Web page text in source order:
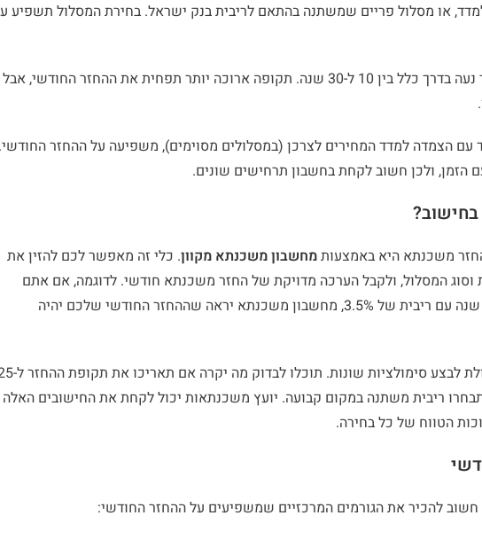
או מסלול פריים שמשתנה בהתאם לריבית בנק ישראל. בחירת המסלול תשפיע
תקופת ההחזר נעה בדרך כלל בין 10 ל-30 שנה. תקופה ארוכה יותר תפחית את ההחזר החודשי, אבל
עם הצמדה למדד המחירים לצרכן (במסלולים מסוימים), משפיעה על ההחזר החודשי.
הזמן, ולכן חשוב לקחת בחשבון תרחישים שונים.
משכנתא היא באמצעותמחשבון משכנתא מקוון. כלי זה מאפשר לכם להזין את
וסוג המסלול, ולקבל הערכה מדויקת של החזר משכנתא חודשי. לדוגמה, אם אתם
לוקחים משכנתא של 900,000 שקלים ל-20 שנה עם ריבית של 3.5%, מחשבון משכנתא יראה שההחזר החודשי שלכם יהיה
היתרון הגדול של מחשבון משכנתא הוא היכולת לבצע סימולציות שונות.
שקלים), או אם תבחרו ריבית משתנה במקום קבועה. יועץ משכנתאות יכול לקחת את החישובים האלה
הטווח של כל בחירה.
להכיר את הגורמים המרכזיים שמשפיעים על ההחזר החודשי: